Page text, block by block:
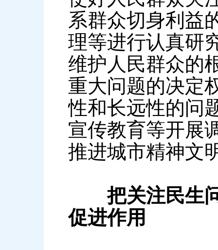
系群众切身利益
理等进行认真研
维护人民群众的
重大问题的决定
性和长远性的问
宣传教育等开展
推进城市精神文
把关注民生问
促进作用